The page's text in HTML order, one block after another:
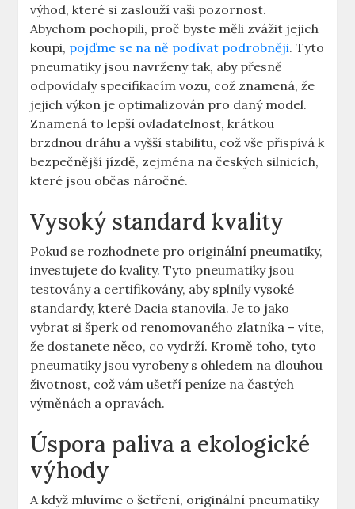
výhod, které si zaslouží vaši pozornost.
Abychom pochopili, proč byste měli zvážit jejich
koupi, pojďme se na ně podívat podrobněji. Tyto
pneumatiky jsou navrženy tak, aby přesně
odpovídaly specifikacím vozu, což znamená, že
jejich výkon je optimalizován pro daný model.
Znamená to lepší ovladatelnost, krátkou
brzdnou dráhu a vyšší stabilitu, což vše přispívá k
bezpečnější jízdě, zejména na českých silnicích,
které jsou občas náročné.
Vysoký standard kvality
Pokud se rozhodnete pro originální pneumatiky,
investujete do kvality. Tyto pneumatiky jsou
testovány a certifikovány, aby splnily vysoké
standardy, které Dacia stanovila. Je to jako
vybrat si šperk od renomovaného zlatníka – víte,
že dostanete něco, co vydrží. Kromě toho, tyto
pneumatiky jsou vyrobeny s ohledem na dlouhou
životnost, což vám ušetří peníze na častých
výměnách a opravách.
Úspora paliva a ekologické
výhody
A když mluvíme o šetření, originální pneumatiky